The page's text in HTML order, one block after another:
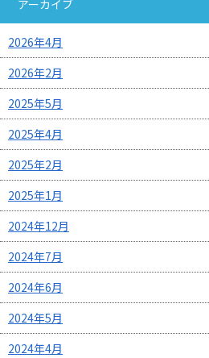
アーカイブ
2026年4月
2026年2月
2025年5月
2025年4月
2025年2月
2025年1月
2024年12月
2024年7月
2024年6月
2024年5月
2024年4月